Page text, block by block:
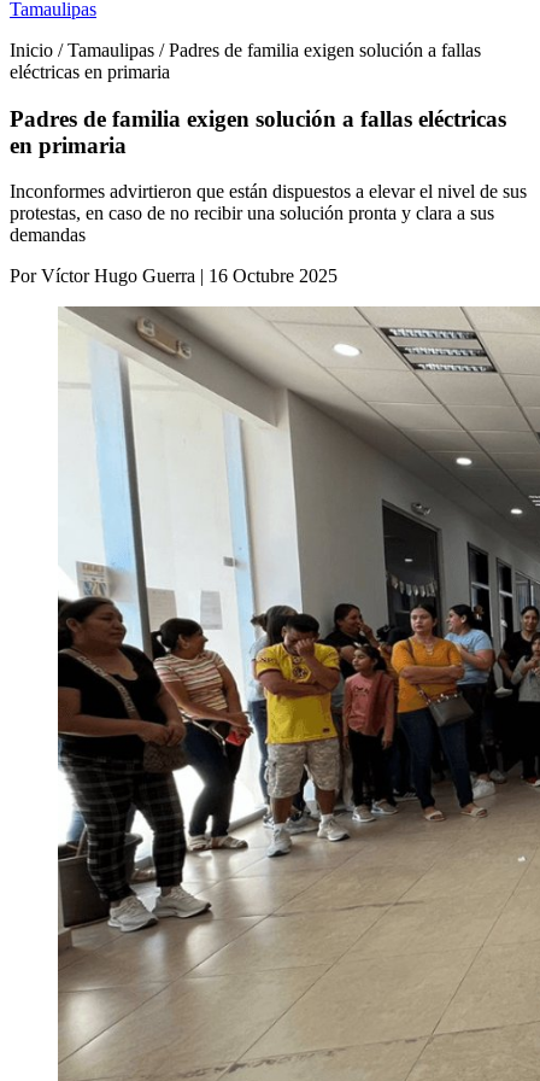
Tamaulipas
Inicio / Tamaulipas / Padres de familia exigen solución a fallas
eléctricas en primaria
Padres de familia exigen solución a fallas eléctricas
en primaria
Inconformes advirtieron que están dispuestos a elevar el nivel de sus
protestas, en caso de no recibir una solución pronta y clara a sus
demandas
Por Víctor Hugo Guerra | 16 Octubre 2025